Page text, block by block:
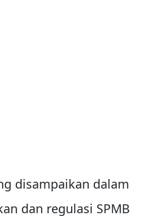
disampaikan dalam
dan regulasi SPMB